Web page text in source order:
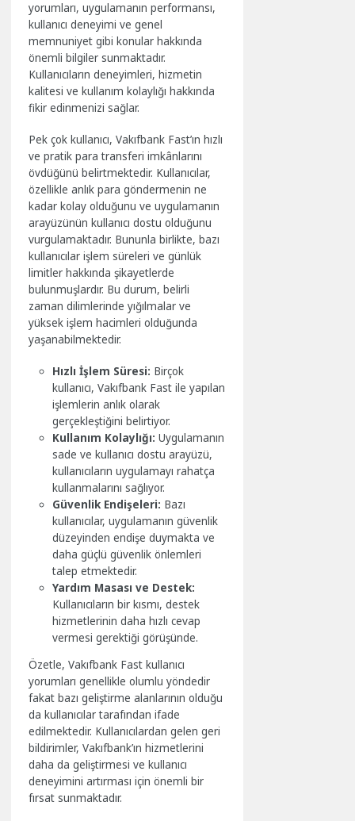
yorumları, uygulamanın performansı,
kullanıcı deneyimi ve genel
memnuniyet gibi konular hakkında
önemli bilgiler sunmaktadır.
Kullanıcıların deneyimleri, hizmetin
kalitesi ve kullanım kolaylığı hakkında
fikir edinmenizi sağlar.
Pek çok kullanıcı, Vakıfbank Fast’ın hızlı
ve pratik para transferi imkânlarını
övdüğünü belirtmektedir. Kullanıcılar,
özellikle anlık para göndermenin ne
kadar kolay olduğunu ve uygulamanın
arayüzünün kullanıcı dostu olduğunu
vurgulamaktadır. Bununla birlikte, bazı
kullanıcılar işlem süreleri ve günlük
limitler hakkında şikayetlerde
bulunmuşlardır. Bu durum, belirli
zaman dilimlerinde yığılmalar ve
yüksek işlem hacimleri olduğunda
yaşanabilmektedir.
Hızlı İşlem Süresi: Birçok
kullanıcı, Vakıfbank Fast ile yapılan
işlemlerin anlık olarak
gerçekleştiğini belirtiyor.
Kullanım Kolaylığı: Uygulamanın
sade ve kullanıcı dostu arayüzü,
kullanıcıların uygulamayı rahatça
kullanmalarını sağlıyor.
Güvenlik Endişeleri: Bazı
kullanıcılar, uygulamanın güvenlik
düzeyinden endişe duymakta ve
daha güçlü güvenlik önlemleri
talep etmektedir.
Yardım Masası ve Destek:
Kullanıcıların bir kısmı, destek
hizmetlerinin daha hızlı cevap
vermesi gerektiği görüşünde.
Özetle, Vakıfbank Fast kullanıcı
yorumları genellikle olumlu yöndedir
fakat bazı geliştirme alanlarının olduğu
da kullanıcılar tarafından ifade
edilmektedir. Kullanıcılardan gelen geri
bildirimler, Vakıfbank’ın hizmetlerini
daha da geliştirmesi ve kullanıcı
deneyimini artırması için önemli bir
fırsat sunmaktadır.